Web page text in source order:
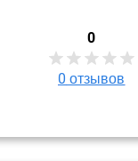
0
0 отзывов